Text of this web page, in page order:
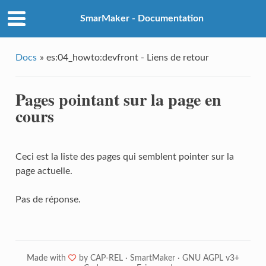
SmarMaker - Documentation
Docs » es:04_howto:devfront - Liens de retour
Pages pointant sur la page en
cours
Ceci est la liste des pages qui semblent pointer sur la
page actuelle.
Pas de réponse.
Made with ❤ by CAP-REL · SmartMaker · GNU AGPL v3+